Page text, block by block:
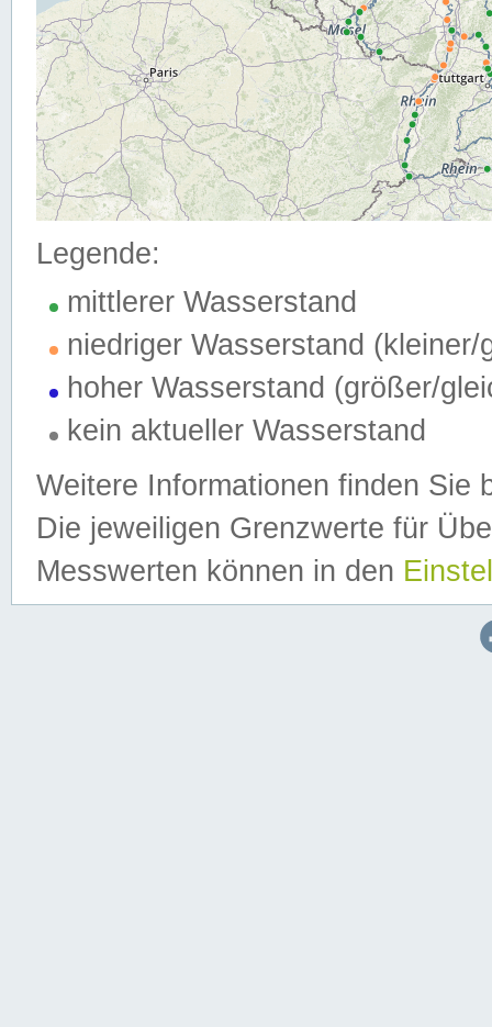
Legende:
mittlerer Wasserstand
niedriger Wasserstand (kleiner/
hoher Wasserstand (größer/
kein aktueller Wasserstand
Weitere Informationen finden Sie
Die jeweiligen Grenzwerte für
Messwerten können in den